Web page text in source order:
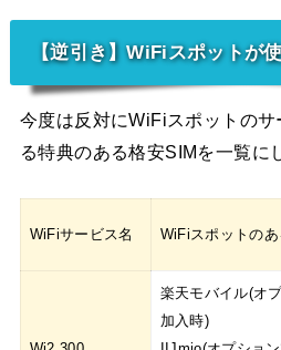
【逆引き】WiFiスポットが
今度は反対にWiFiスポットのサ
る特典のある格安SIMを一覧に
WiFiサービス名 WiFiスポットの
楽天モバイル(オ
加入時)